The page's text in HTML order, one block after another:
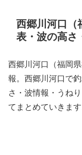
西郷川河口（
表・波の高さ
西郷川河口（福岡
報。西郷川河口で
さ・波情報・うね
てまとめていきます